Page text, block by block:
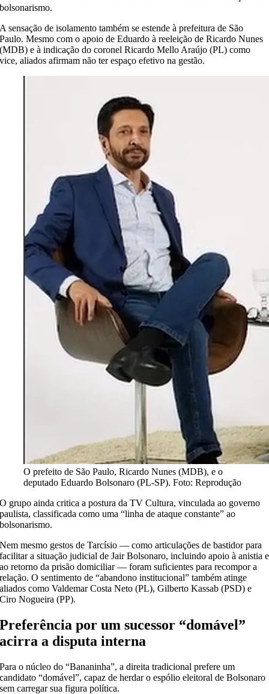
bolsonarismo.
A sensação de isolamento também se estende à prefeitura de São
Paulo. Mesmo com o apoio de Eduardo à reeleição de Ricardo Nunes
(MDB) e à indicação do coronel Ricardo Mello Araújo (PL) como
vice, aliados afirmam não ter espaço efetivo na gestão.
O prefeito de São Paulo, Ricardo Nunes (MDB), e o
deputado Eduardo Bolsonaro (PL-SP). Foto: Reprodução
O grupo ainda critica a postura da TV Cultura, vinculada ao governo
paulista, classificada como uma “linha de ataque constante” ao
bolsonarismo.
Nem mesmo gestos de Tarcísio — como articulações de bastidor para
facilitar a situação judicial de Jair Bolsonaro, incluindo apoio à anistia e
ao retorno da prisão domiciliar — foram suficientes para recompor a
relação. O sentimento de “abandono institucional” também atinge
aliados como Valdemar Costa Neto (PL), Gilberto Kassab (PSD) e
Ciro Nogueira (PP).
Preferência por um sucessor “domável”
acirra a disputa interna
Para o núcleo do “Bananinha”, a direita tradicional prefere um
candidato “domável”, capaz de herdar o espólio eleitoral de Bolsonaro
sem carregar sua figura política.